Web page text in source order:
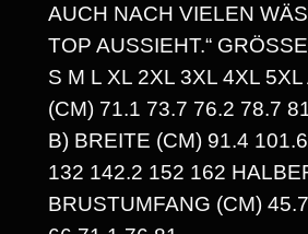
:
1
4
,
3
AUCH NACH VIELEN
TOP AUSSIEHT.“
M L XL 2XL 3XL 4XL 5XL
CM) 71.1 73.7 76.2 78.7
) BREITE (CM) 91.4 101.6
32 142.2 152 162 HALBER
RUSTUMFANG (CM) 45.7